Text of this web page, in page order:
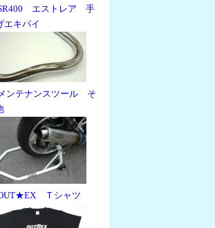
エストレア 手
エキパイ
ンテナンスツール そ
Ｔシャツ